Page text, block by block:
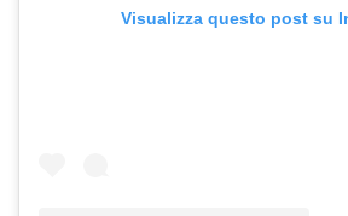
Visualizza questo post su